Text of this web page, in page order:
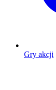
Gry akcji